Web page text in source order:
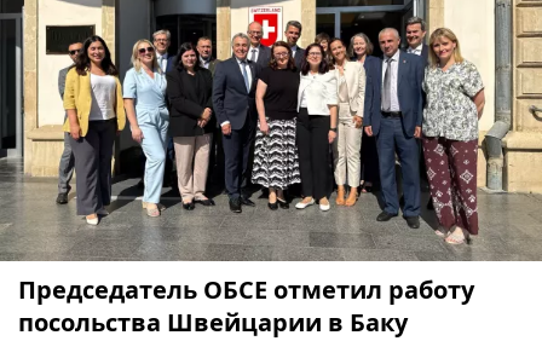
Председатель ОБСЕ отметил работу
посольства Швейцарии в Баку